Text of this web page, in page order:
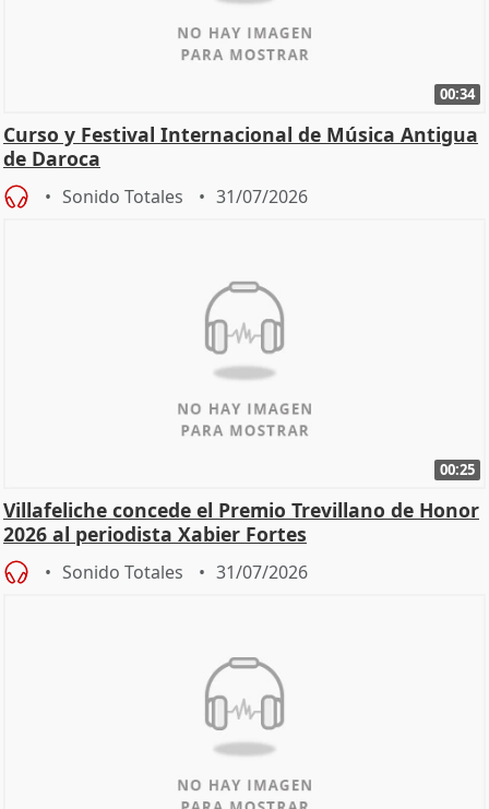
00:34
Curso y Festival Internacional de Música Antigua
de Daroca
Sonido Totales 31/07/2026
00:25
Villafeliche concede el Premio Trevillano de Honor
2026 al periodista Xabier Fortes
Sonido Totales 31/07/2026